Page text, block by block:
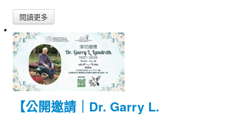
閱讀更多
【公開邀請｜Dr. Garry L.